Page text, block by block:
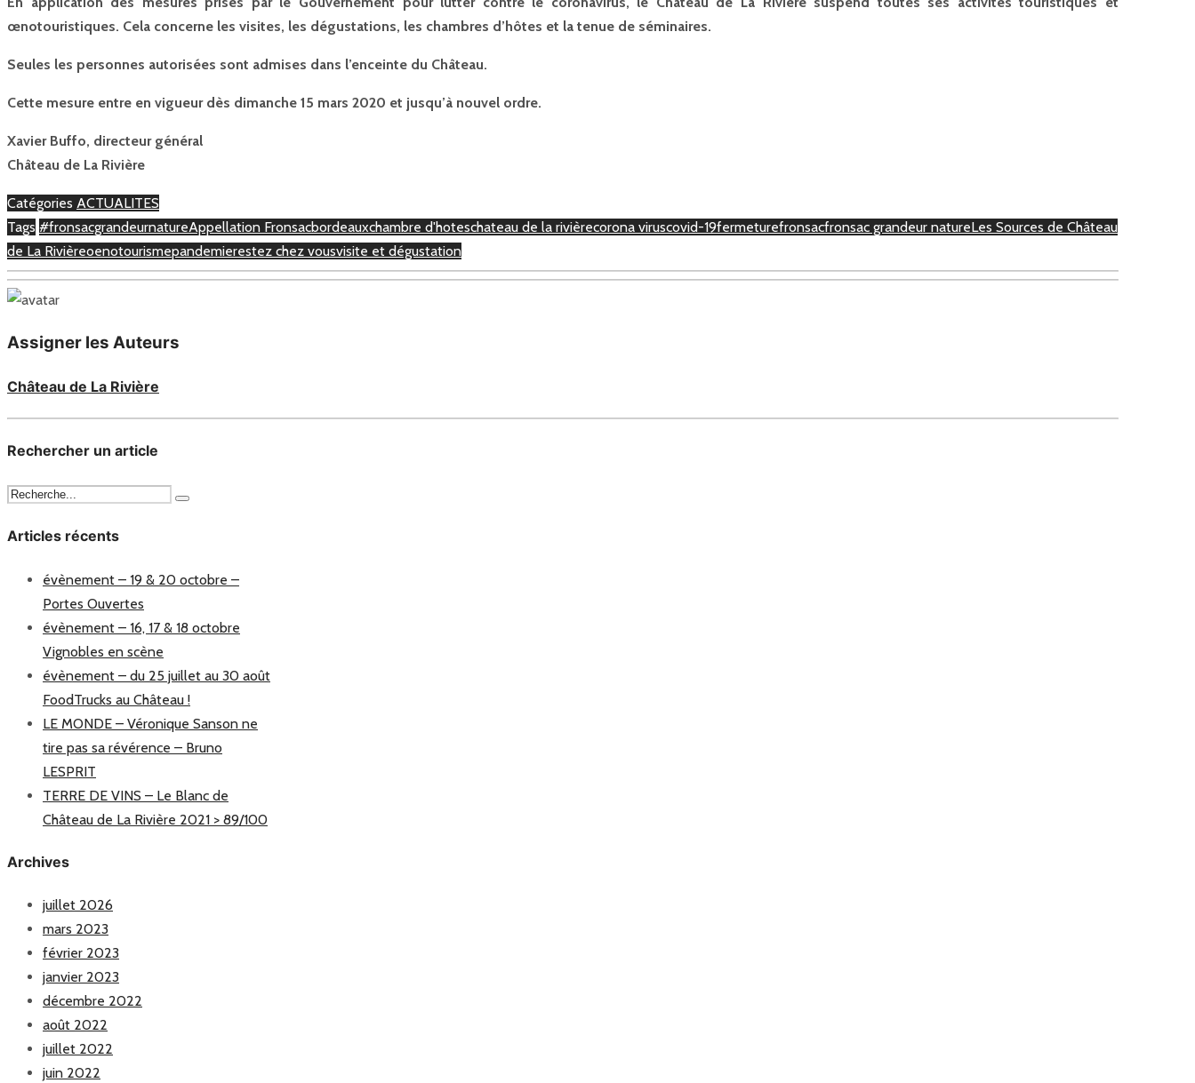
œnotouristiques. Cela concerne les visites, les dégustations, les chambres d’hôtes et la tenue de séminaires.
Seules les personnes autorisées sont admises dans l’enceinte du Château.
Cette mesure entre en vigueur dès dimanche 15 mars 2020 et jusqu’à nouvel ordre.
Xavier Buffo, directeur général
Château de La Rivière
Catégories ACTUALITES
Tags #fronsacgrandeurnatureAppellation Fronsacbordeauxchambre d'hoteschateau de la rivièrecorona viruscovid-19fermeturefronsacfronsac grandeur natureLes Sources de Château
de La Rivièreoenotourismepandemierestez chez vousvisite et dégustation
Assigner les Auteurs
Château de La Rivière
Rechercher un article
Articles récents
évènement – 19 & 20 octobre –
Portes Ouvertes
évènement – 16, 17 & 18 octobre
Vignobles en scène
évènement – du 25 juillet au 30 août
FoodTrucks au Château !
LE MONDE – Véronique Sanson ne
tire pas sa révérence – Bruno
LESPRIT
TERRE DE VINS – Le Blanc de
Château de La Rivière 2021 > 89/100
Archives
juillet 2026
mars 2023
février 2023
janvier 2023
décembre 2022
août 2022
juillet 2022
juin 2022